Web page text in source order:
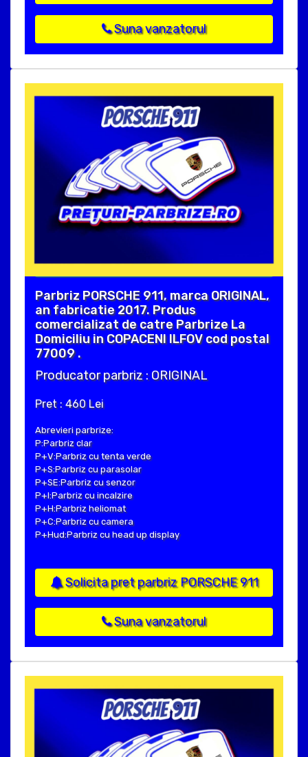
Suna vanzatorul
Parbriz PORSCHE 911, marca ORIGINAL,
an fabricatie 2017. Produs
comercializat de catre Parbrize La
Domiciliu in COPACENI ILFOV cod postal
77009 .
Producator parbriz : ORIGINAL
Pret : 460 Lei
Abrevieri parbrize:
P:Parbriz clar
P+V:Parbriz cu tenta verde
P+S:Parbriz cu parasolar
P+SE:Parbriz cu senzor
P+I:Parbriz cu incalzire
P+H:Parbriz heliomat
P+C:Parbriz cu camera
P+Hud:Parbriz cu head up display
Solicita pret parbriz PORSCHE 911
Suna vanzatorul